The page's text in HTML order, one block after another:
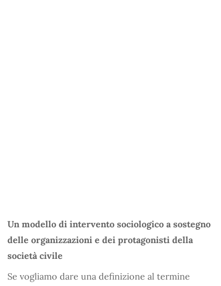
Un modello di intervento sociologico a sostegno
delle organizzazioni e dei protagonisti della
società civile
Se vogliamo dare una definizione al termine